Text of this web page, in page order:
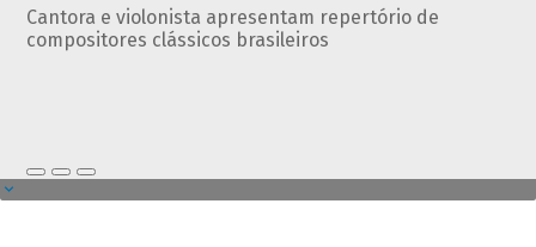
Cantora e violonista apresentam repertório de
compositores clássicos brasileiros